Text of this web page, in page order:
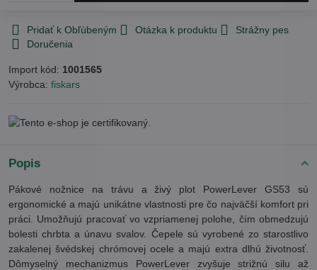
Pridať k Obľúbeným Otázka k produktu
Strážny pes
Doručenia
Import kód: 1001565
Výrobca: fiskars
Popis
Pákové nožnice na trávu a živý plot PowerLever GS53 sú
ergonomické a majú unikátne vlastnosti pre čo najväčší komfort pri
práci. Umožňujú pracovať vo vzpriamenej polohe, čím obmedzujú
bolesti chrbta a únavu svalov. Čepele sú vyrobené zo starostlivo
zakalenej švédskej chrómovej ocele a majú extra dlhú životnosť.
Dômyselný mechanizmus PowerLever zvyšuje strižnú silu až